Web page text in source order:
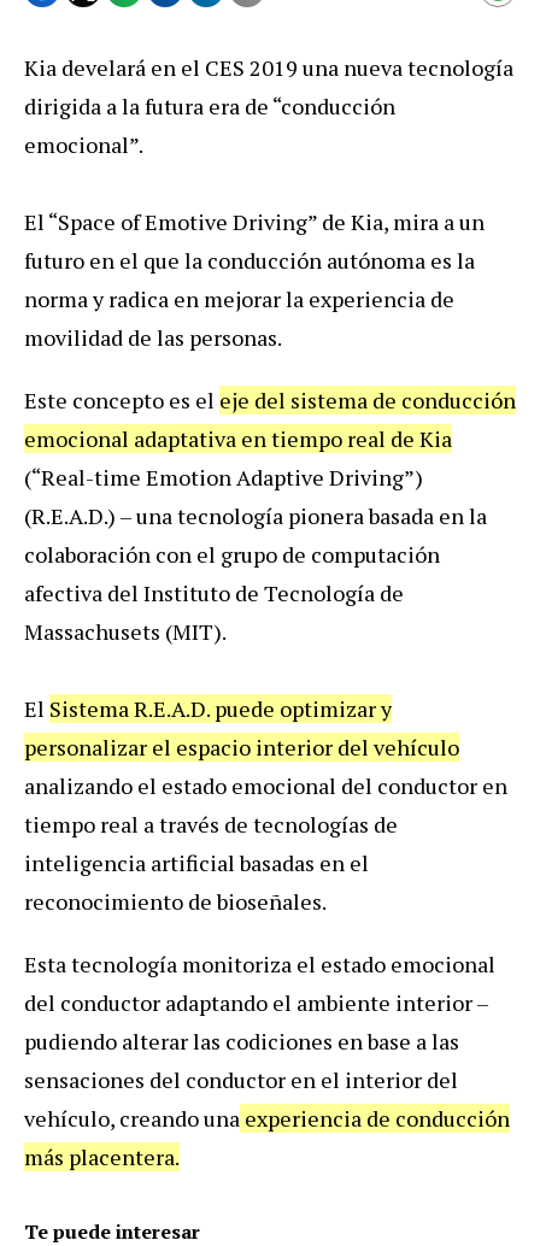
Kia develará en el CES 2019 una nueva tecnología
dirigida a la futura era de “conducción
emocional”.
El “Space of Emotive Driving” de Kia, mira a un
futuro en el que la conducción autónoma es la
norma y radica en mejorar la experiencia de
movilidad de las personas.
Este concepto es el eje del sistema de conducción
emocional adaptativa en tiempo real de Kia
(“Real-time Emotion Adaptive Driving”)
(R.E.A.D.) – una tecnología pionera basada en la
colaboración con el grupo de computación
afectiva del Instituto de Tecnología de
Massachusets (MIT).
El Sistema R.E.A.D. puede optimizar y
personalizar el espacio interior del vehículo
analizando el estado emocional del conductor en
tiempo real a través de tecnologías de
inteligencia artificial basadas en el
reconocimiento de bioseñales.
Esta tecnología monitoriza el estado emocional
del conductor adaptando el ambiente interior –
pudiendo alterar las codiciones en base a las
sensaciones del conductor en el interior del
vehículo, creando una experiencia de conducción
más placentera.
Te puede interesar